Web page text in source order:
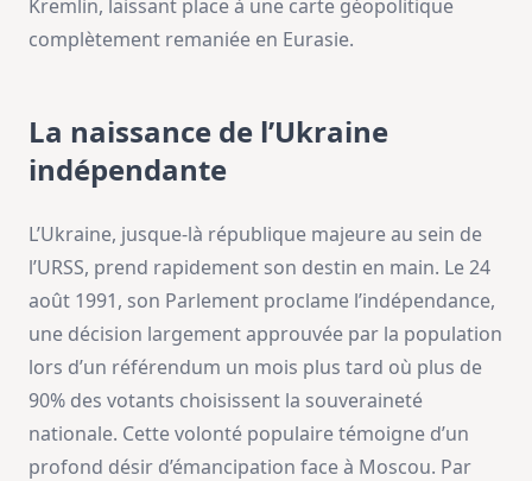
Kremlin, laissant place à une carte géopolitique
complètement remaniée en Eurasie.
La naissance de l’Ukraine
indépendante
L’Ukraine, jusque-là république majeure au sein de
l’URSS, prend rapidement son destin en main. Le 24
août 1991, son Parlement proclame l’indépendance,
une décision largement approuvée par la population
lors d’un référendum un mois plus tard où plus de
90% des votants choisissent la souveraineté
nationale. Cette volonté populaire témoigne d’un
profond désir d’émancipation face à Moscou. Par